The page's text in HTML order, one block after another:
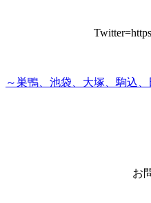
～巣鴨、池袋、大塚、駒込、
お